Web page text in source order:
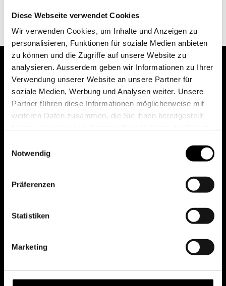
Diese Webseite verwendet Cookies
Wir verwenden Cookies, um Inhalte und Anzeigen zu
personalisieren, Funktionen für soziale Medien anbieten
zu können und die Zugriffe auf unsere Website zu
analysieren. Ausserdem geben wir Informationen zu Ihrer
Verwendung unserer Website an unsere Partner für
soziale Medien, Werbung und Analysen weiter. Unsere
Partner führen diese Informationen möglicherweise mit
weiteren Daten zusammen, die Sie ihnen bereitgestellt
Notwendig
Präferenzen
Statistiken
Marketing